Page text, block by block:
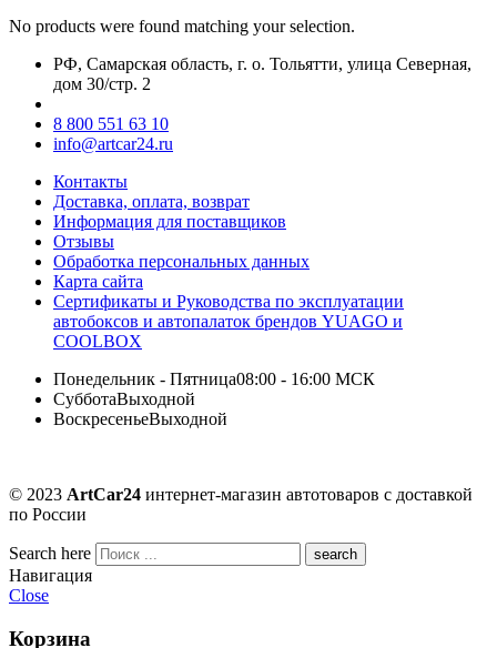
No products were found matching your selection.
РФ, Самарская область, г. о. Тольятти, улица Северная,
дом 30/стр. 2
8 800 551 63 10
info@artcar24.ru
Контакты
Доставка, оплата, возврат
Информация для поставщиков
Отзывы
Обработка персональных данных
Карта сайта
Сертификаты и Руководства по эксплуатации
автобоксов и автопалаток брендов YUAGO и
COOLBOX
Понедельник - Пятница08:00 - 16:00 МСК
СубботаВыходной
ВоскресеньеВыходной
© 2023 ArtCar24 интернет-магазин автотоваров с доставкой
по России
Search here
Навигация
Close
Корзина